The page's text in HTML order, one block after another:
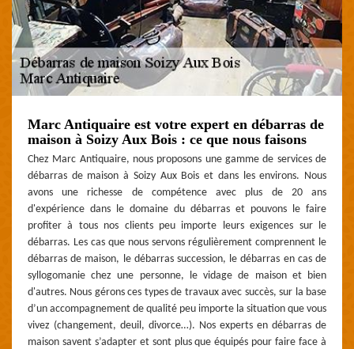
Marc Antiquaire est votre expert en débarras de
maison à Soizy Aux Bois : ce que nous faisons
Chez Marc Antiquaire, nous proposons une gamme de services de
débarras de maison à Soizy Aux Bois et dans les environs. Nous
avons une richesse de compétence avec plus de 20 ans
d'expérience dans le domaine du débarras et pouvons le faire
profiter à tous nos clients peu importe leurs exigences sur le
débarras. Les cas que nous servons régulièrement comprennent le
débarras de maison, le débarras succession, le débarras en cas de
syllogomanie chez une personne, le vidage de maison et bien
d'autres. Nous gérons ces types de travaux avec succès, sur la base
d’un accompagnement de qualité peu importe la situation que vous
vivez (changement, deuil, divorce…). Nos experts en débarras de
maison savent s’adapter et sont plus que équipés pour faire face à